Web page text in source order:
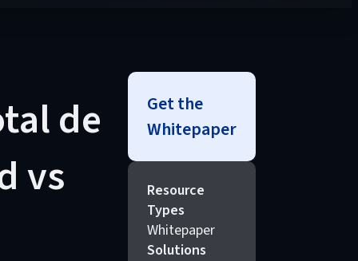
de
vs
Get the
Whitepaper
Resource
Types
Whitepaper
Solutions